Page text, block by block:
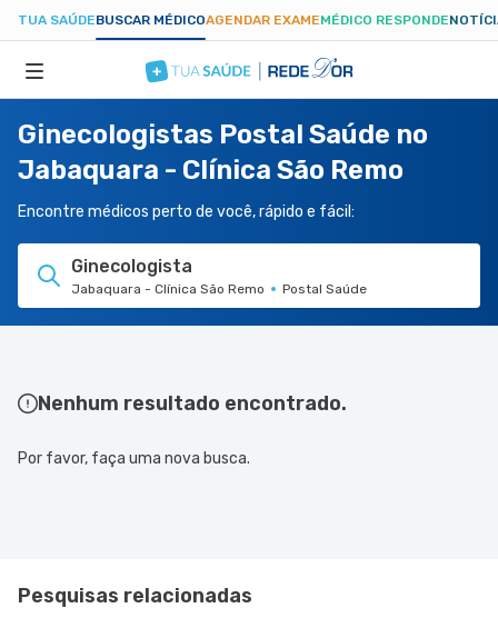
TUA SAÚDEBUSCAR MÉDICOAGENDAR EXAMEMÉDICO RESPONDE
ESPECIALIDADES
HOSPITAIS
TUASAUDE.COM
Ginecologistas Postal Saúde no
Jabaquara - Clínica São Remo
Encontre médicos perto de você, rápido e fácil:
Ginecologista
Jabaquara - Clínica São Remo Postal Saúde
Nenhum resultado encontrado.
Por favor, faça uma nova busca.
Pesquisas relacionadas